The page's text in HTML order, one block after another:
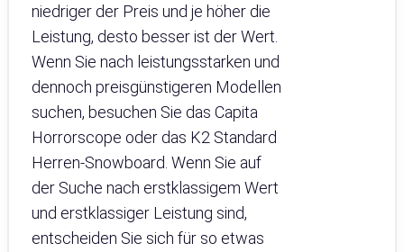
niedriger der Preis und je höher die
Leistung, desto besser ist der Wert.
Wenn Sie nach leistungsstarken und
dennoch preisgünstigeren Modellen
suchen, besuchen Sie das Capita
Horrorscope oder das K2 Standard
Herren-Snowboard. Wenn Sie auf
der Suche nach erstklassigem Wert
und erstklassiger Leistung sind,
entscheiden Sie sich für so etwas